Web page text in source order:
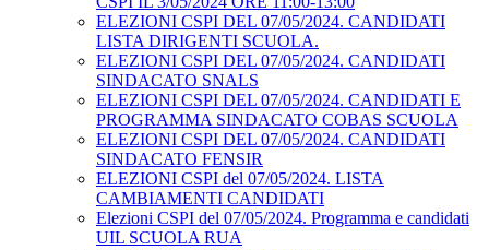
ELEZIONI CSPI DEL 07/05/2024. CANDIDATI
LISTA DIRIGENTI SCUOLA.
ELEZIONI CSPI DEL 07/05/2024. CANDIDATI
SINDACATO SNALS
ELEZIONI CSPI DEL 07/05/2024. CANDIDATI E
PROGRAMMA SINDACATO COBAS SCUOLA
ELEZIONI CSPI DEL 07/05/2024. CANDIDATI
SINDACATO FENSIR
ELEZIONI CSPI del 07/05/2024. LISTA
CAMBIAMENTI CANDIDATI
Elezioni CSPI del 07/05/2024. Programma e candidati
UIL SCUOLA RUA